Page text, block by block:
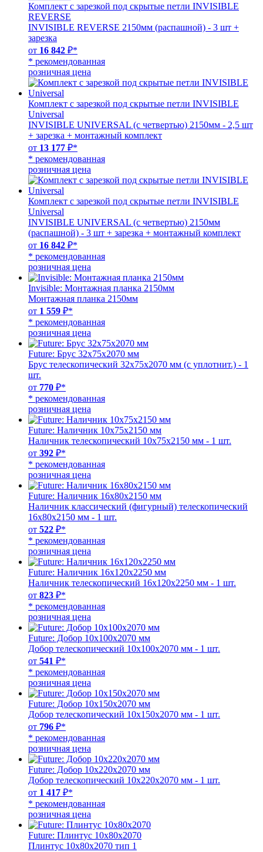
Комплект с зарезкой под скрытые петли INVISIBLE
REVERSE
INVISIBLE REVERSE 2150мм (распашной) - 3 шт +
зарезка
от 16 842 ₽*
* рекомендованная
розничная цена
Комплект с зарезкой под скрытые петли INVISIBLE
Universal
INVISIBLE UNIVERSAL (с четвертью) 2150мм - 2,5 шт
+ зарезка + монтажный комплект
от 13 177 ₽*
* рекомендованная
розничная цена
Комплект с зарезкой под скрытые петли INVISIBLE
Universal
INVISIBLE UNIVERSAL (с четвертью) 2150мм
(распашной) - 3 шт + зарезка + монтажный комплект
от 16 842 ₽*
* рекомендованная
розничная цена
Invisible: Монтажная планка 2150мм
Монтажная планка 2150мм
от 1 559 ₽*
* рекомендованная
розничная цена
Future: Брус 32х75х2070 мм
Брус телескопический 32х75х2070 мм (с уплотнит.) - 1
шт.
от 770 ₽*
* рекомендованная
розничная цена
Future: Наличник 10х75х2150 мм
Наличник телескопический 10х75х2150 мм - 1 шт.
от 392 ₽*
* рекомендованная
розничная цена
Future: Наличник 16х80х2150 мм
Наличник классический (фигурный) телескопический
16х80х2150 мм - 1 шт.
от 522 ₽*
* рекомендованная
розничная цена
Future: Наличник 16х120х2250 мм
Наличник телескопический 16х120х2250 мм - 1 шт.
от 823 ₽*
* рекомендованная
розничная цена
Future: Добор 10х100х2070 мм
Добор телескопический 10х100х2070 мм - 1 шт.
от 541 ₽*
* рекомендованная
розничная цена
Future: Добор 10х150х2070 мм
Добор телескопический 10х150х2070 мм - 1 шт.
от 796 ₽*
* рекомендованная
розничная цена
Future: Добор 10х220х2070 мм
Добор телескопический 10х220х2070 мм - 1 шт.
от 1 417 ₽*
* рекомендованная
розничная цена
Future: Плинтус 10х80х2070
Плинтус 10х80х2070 тип 1